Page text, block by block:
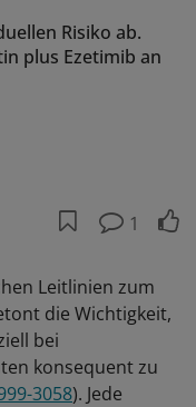
Risiko ab.
plus Ezetimib an
1
Leitlinien zum
die Wichtigkeit,
bei
konsequent zu
3058). Jede